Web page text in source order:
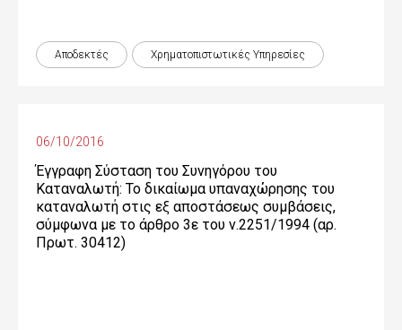
Αποδεκτές Χρηματοπιστωτικές Yπηρεσίες
06/10/2016
Έγγραφη Σύσταση του Συνηγόρου του
Καταναλωτή: Το δικαίωμα υπαναχώρησης του
καταναλωτή στις εξ αποστάσεως συμβάσεις,
σύμφωνα με το άρθρο 3ε του ν.2251/1994 (αρ.
Πρωτ. 30412)